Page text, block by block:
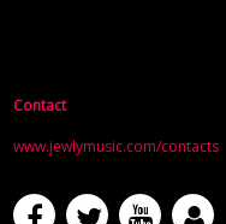
Contact
www.jewlymusic.com/contacts